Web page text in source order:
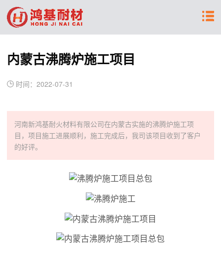
内蒙古沸腾炉施工项目
时间：2022-07-31
河南新鸿基耐火材料有限公司在内蒙古实施的沸腾炉施工项
目，项目施工进展顺利，施工完成后，我司该项目收到了客户
的好评。